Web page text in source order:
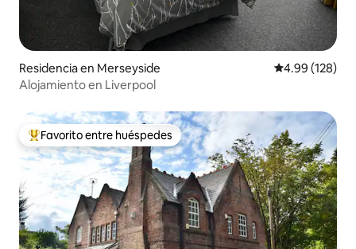
Residencia en Merseyside Calificación
4.99 (128)
Alojamiento en Liverpool
De los mejores en Favorito entre huéspedes
Favorito entre huéspedes